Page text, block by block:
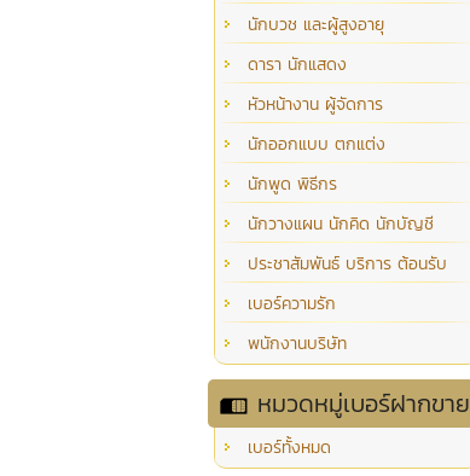
นักบวช และผู้สูงอายุ
ดารา นักแสดง
หัวหน้างาน ผู้จัดการ
นักออกแบบ ตกแต่ง
นักพูด พิธีกร
นักวางแผน นักคิด นักบัญชี
ประชาสัมพันธ์ บริการ ต้อนรับ
เบอร์ความรัก
พนักงานบริษัท
หมวดหมู่เบอร์ฝากขาย
เบอร์ทั้งหมด